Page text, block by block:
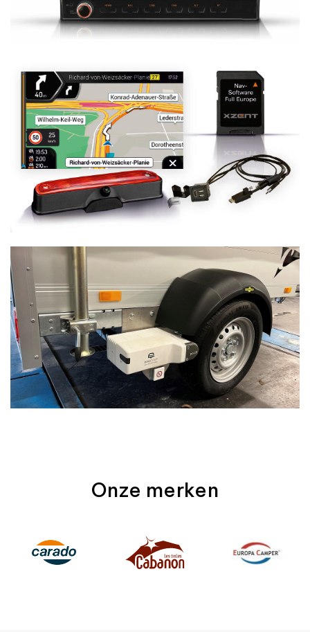
Onze merken